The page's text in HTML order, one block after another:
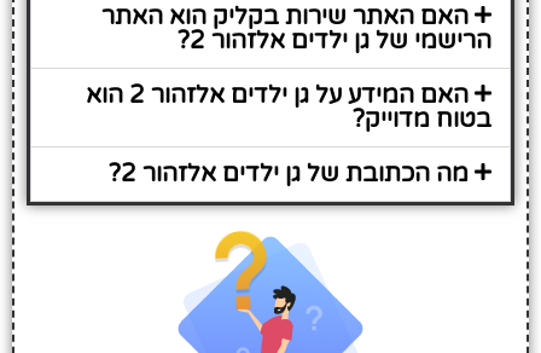
האם האתר שירות בקליק הוא האתר
הרישמי של גן ילדים אלזהור 2?
האם המידע על גן ילדים אלזהור 2 הוא
בטוח מדוייק?
מה הכתובת של גן ילדים אלזהור 2?